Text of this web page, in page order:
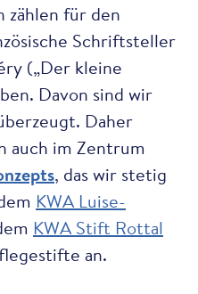
zählen für den
Schriftsteller
(„Der kleine
Davon sind wir
Daher
auch im Zentrum
, das wir stetig
KWA Luise-
KWA Stift Rottal
an.